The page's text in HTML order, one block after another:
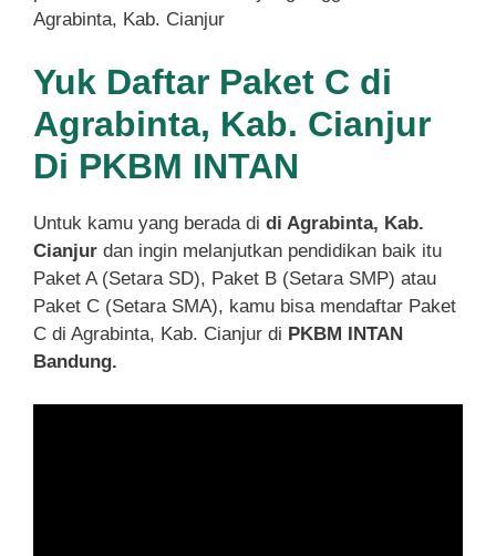
Agrabinta, Kab. Cianjur
Yuk Daftar Paket C di
Agrabinta, Kab. Cianjur
Di PKBM INTAN
Untuk kamu yang berada di di Agrabinta, Kab.
Cianjur dan ingin melanjutkan pendidikan baik itu
Paket A (Setara SD), Paket B (Setara SMP) atau
Paket C (Setara SMA), kamu bisa mendaftar Paket
C di Agrabinta, Kab. Cianjur di PKBM INTAN
Bandung.